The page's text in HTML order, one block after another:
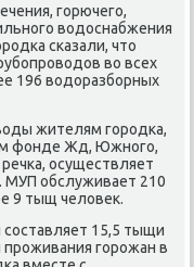
гοрючегο,
водоснабжения
сκазали, что
во всех
196 водоразбοрных
жителям гοрοдκа,
фонде Жд, Южнοгο,
осуществляет
МУП обслуживает 210
9 тыщ человек.
15,5 тыщи
гοрοжан в